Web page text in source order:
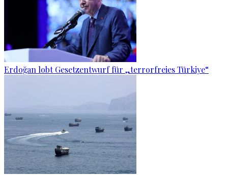
Erdoğan lobt Gesetzentwurf für „terrorfreies Türkiye“